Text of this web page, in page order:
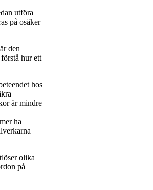
utföra
på osäker
den
hur ett
hos
är mindre
ha
olika
på